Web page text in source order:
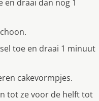
en draai dan nog 1
toe en draai 1 minuut
cakevormpjes.
tot ze voor de helft tot